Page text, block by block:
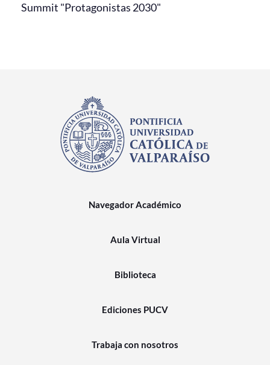
Summit "Protagonistas 2030"
Navegador Académico
Aula Virtual
Biblioteca
Ediciones PUCV
Trabaja con nosotros